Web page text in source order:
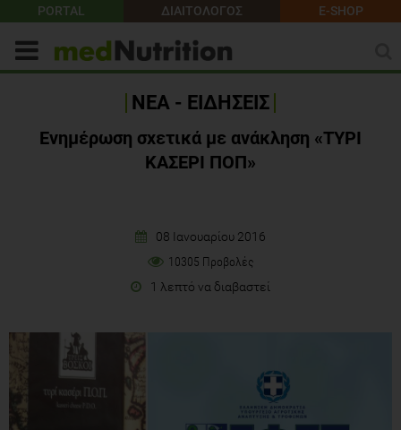
PORTAL ΔΙΑΙΤΟΛΟΓΟΣ E-SHOP
ΝΕΑ - ΕΙΔΗΣΕΙΣ
Ενημέρωση σχετικά με ανάκληση «ΤΥΡΙ
ΚΑΣΕΡΙ ΠΟΠ»
08 Ιανουαρίου 2016
10305 Προβολές
1 λεπτό να διαβαστεί